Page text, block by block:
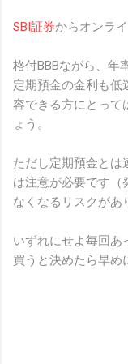
SBI証券からオンラ
格付BBBながら、年
定期預金の金利も低
容できる方にとって
ょう。
ただし定期預金とは
は注意が必要です（
なくなるリスクがあ
いずれにせよ毎回あ
買うと決めたら早め